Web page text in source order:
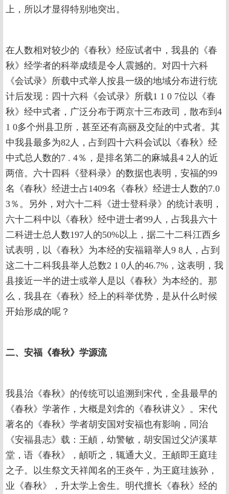
上，所以才显得特别地突出。
在人数相对较少的《春秋》经应试者中，我县的《春
秋》经学者的科举成绩是令人震撼的。对四十六科
《会试录》所载中式举人按县一级的地域分布进行统
计后发现：四十六科《会试录》所载1 1 0 7位以《春
秋》经中式者，广泛分布于两京十三布政司，散布到4
1 0多个州县卫所，甚至还有高丽及交阯的中式者。其
中我县最多为82人，占到四十六科会试以《春秋》经
中式总人数的7 . 4％，是排名第二的麻城县4 2人的近
两倍。六十四科《登科录》的数据也表明，安福的99
名《春秋》经进士占1409名《春秋》经进士人数的7.0
3％。另外，对六十二科《进士登科录》的统计表明，
六十二科中以《春秋》经中进士者99人，占我县六十
二科进士总人数197人的50%以上，据二十二科江西乡
试表明，以《春秋》为本经的安福籍举人9 8人，占到
这二十二科我县举人总数2 1 0人的46.7%，这表明，我
县接近一半的进士或举人是以《春秋》为本经的。那
么，我县在《春秋》经上的科举优势，是从什么时候
开始形成的呢？
二、安福《春秋》学源流
我县治《春秋》的传统可以追溯到宋代，全县最早的
《春秋》学著作，大概是刘弇的《春秋讲义》。宋代
著名的《春秋》学者胡安国对安福也有影响，同治
《安福县志》载：王頔，幼警敏，胡安国过父泸溪草
堂，语《春秋》，頔听之，辄通大义。王頔即王庭珪
之子。以生祭文天祥闻名的王炎午，为王庭珪族孙，
业《春秋》，升太学上舍生。明代擅长《春秋》经的